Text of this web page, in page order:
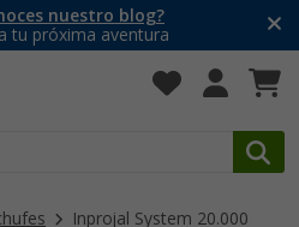
nuestro blog?
tu próxima aventura
Inprojal System 20.000